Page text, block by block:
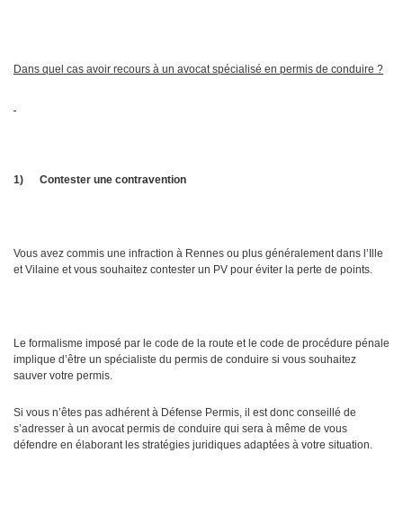
Dans quel cas avoir recours à un avocat spécialisé en permis de conduire ?
1) Contester une contravention
Vous avez commis une infraction à Rennes ou plus généralement dans l’Ille
et Vilaine et vous souhaitez contester un PV pour éviter la perte de points.
Le formalisme imposé par le code de la route et le code de procédure pénale
implique d’être un spécialiste du permis de conduire si vous souhaitez
sauver votre permis.
Si vous n’êtes pas adhérent à Défense Permis, il est donc conseillé de
s’adresser à un avocat permis de conduire qui sera à même de vous
défendre en élaborant les stratégies juridiques adaptées à votre situation.